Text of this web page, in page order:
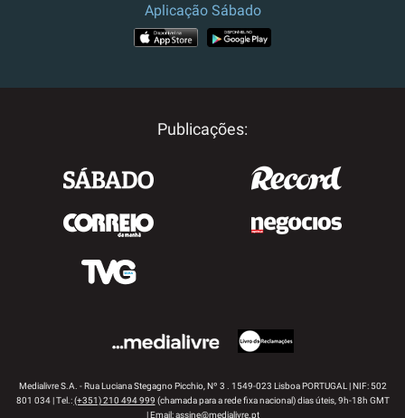
Aplicação Sábado
Publicações:
Medialivre S.A. - Rua Luciana Stegagno Picchio, Nº 3 . 1549-023 Lisboa PORTUGAL | NIF: 502
801 034 | Tel.:(+351) 210 494 999 (chamada para a rede fixa nacional) dias úteis, 9h-18h GMT
| Email:assine@medialivre.pt